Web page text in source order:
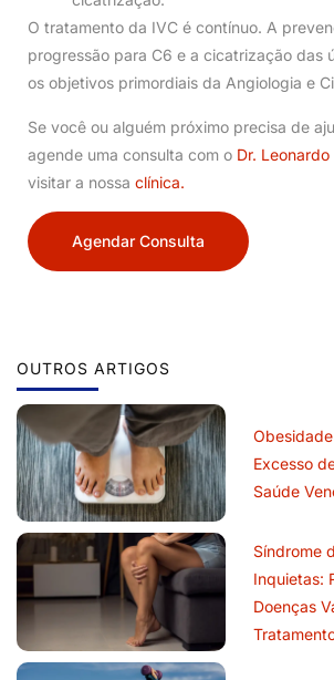
O tratamento da IVC é contínuo. A
progressão para C6 e a cicatrização das
os objetivos primordiais da Angiologia e
Se você ou alguém próximo precisa de
agende uma consulta com o Dr.
visitar a nossa clínica.
Agendar Consulta
OUTROS ARTIGOS
Excesso
Saúde
Síndrome
Inquietas:
Doenças